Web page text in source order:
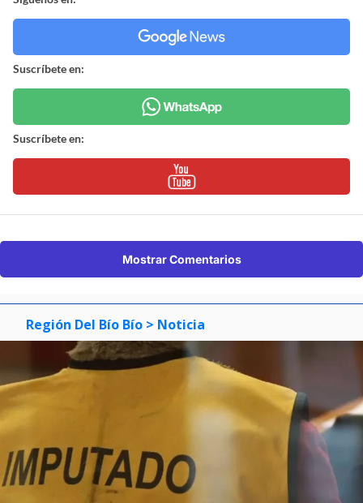
Suscríbete en:
Suscríbete en:
Mostrar Comentarios
Región Del Bío Bío > Noticia